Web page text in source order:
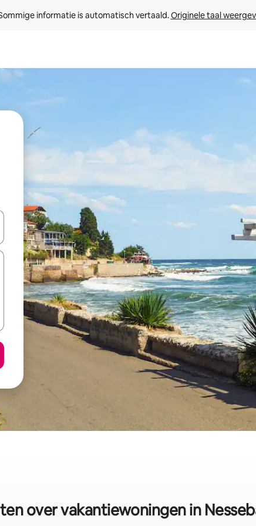
informatie is automatisch vertaald. Originele taal
keuze met je de pijltjestoetsen omhoog en omlaag, óf door te
over vakantiewoningen in